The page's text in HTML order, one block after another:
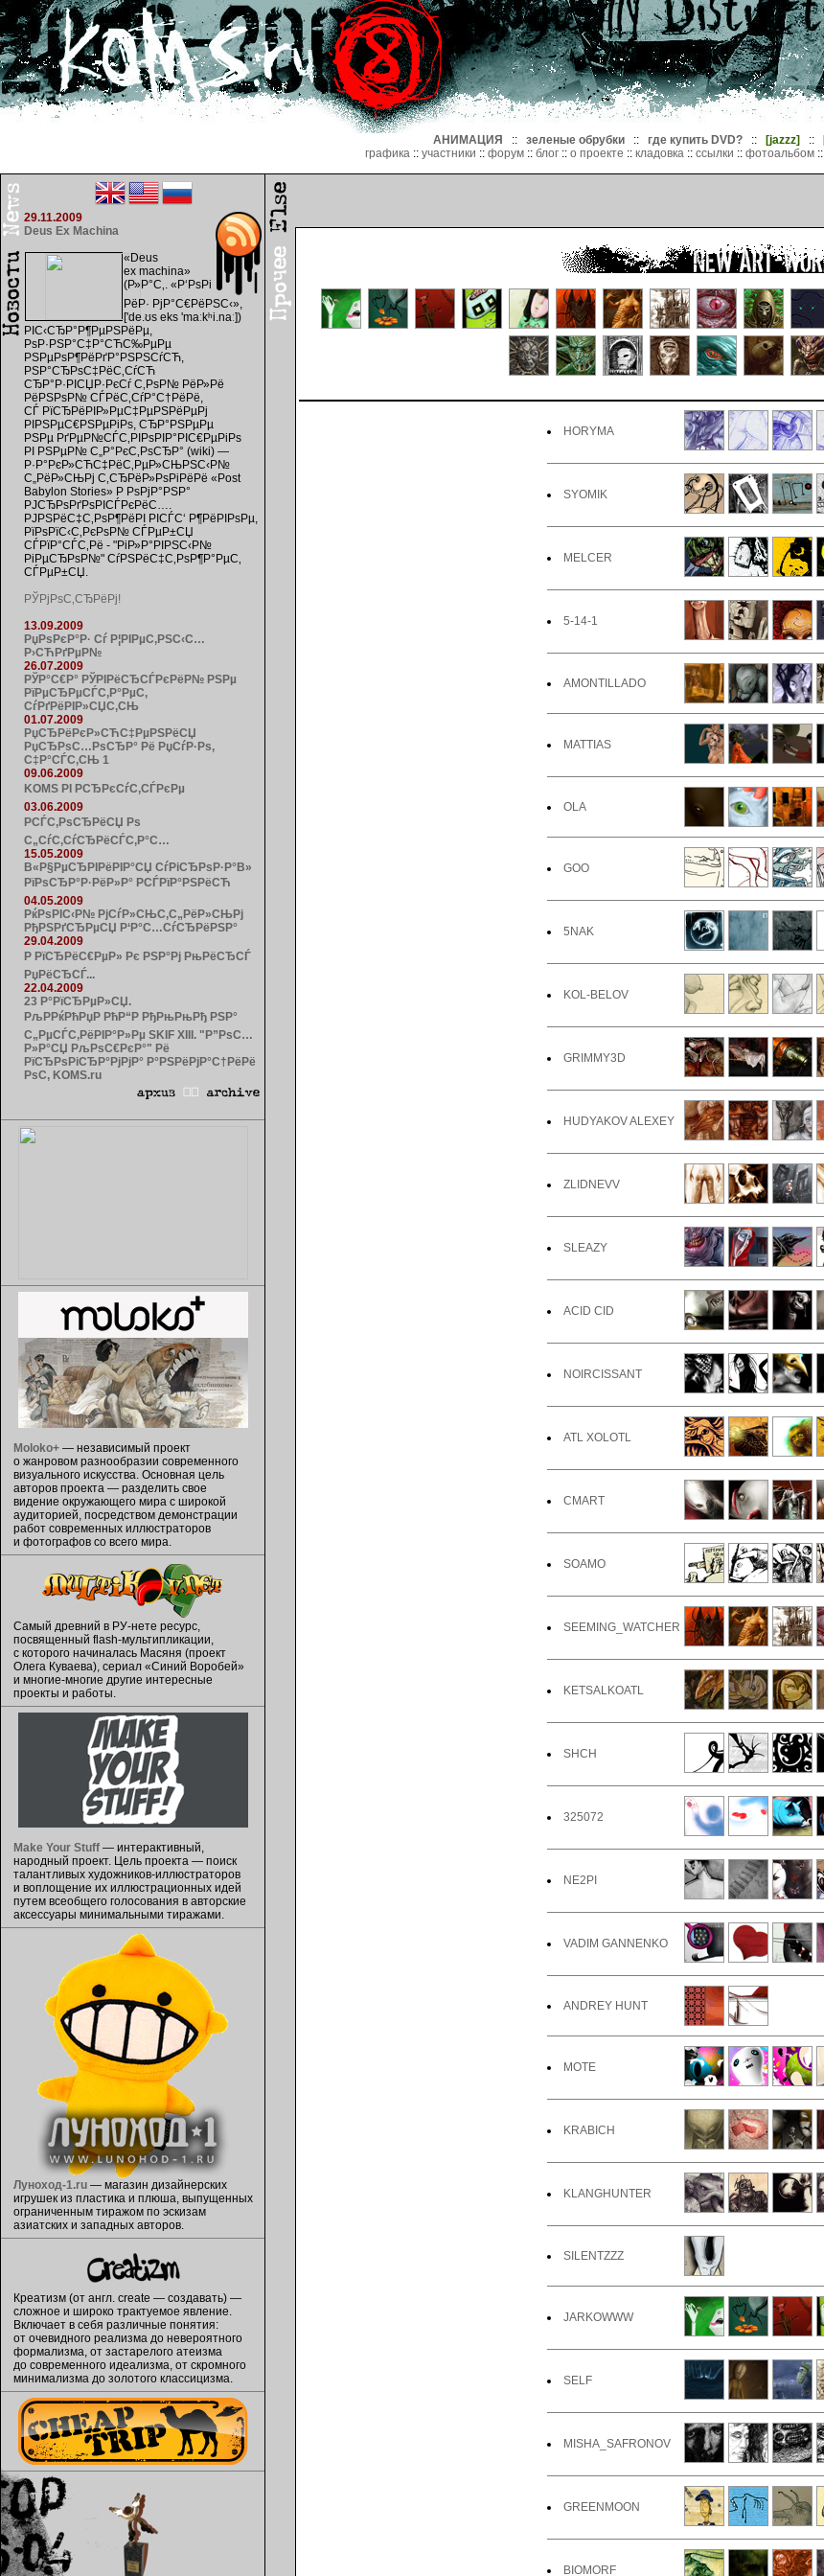
АНИМАЦИЯ :: зеленые обрубки:: где купить DVD?:: [jazzz] ::
графика:: участники :: форум:: блог:: о проекте :: кладовка:: ссылки :: фотоальбом::
29.11.2009
Deus Ex Machina
«Deus
ex machina»
(Р»Р°С‚. «Р‘РѕРі
РёР· РјР°С€РёРЅС‹»,
['de.ʊs eks 'maːkʰi.naː])
РІС‹СЂР°Р¶РµРЅРёРµ,
РѕР·РЅР°С‡Р°СЋС‰РµРµ
РЅРµРѕР¶РёРґР°РЅРЅСѓСЋ,
РЅР°СЂРѕС‡РёС‚СѓСЋ
СЂР°Р·РІСЏР·РєСѓ С‚РѕР№ РёР»Рё
РёРЅРѕР№ СЃРёС‚СѓР°С†РёРё,
СЃ РїСЂРёРІР»РµС‡РµРЅРёРµРј
РІРЅРµС€РЅРµРіРѕ, СЂР°РЅРµРµ
РЅРµ РґРµР№СЃС‚РІРѕРІР°РІС€РµРіРѕ
РІ РЅРµР№ С„Р°РєС‚РѕСЂР° (wiki) —
Р·Р°РєР»СЋС‡РёС‚РµР»СЊРЅС‹Р№
С„РёР»СЊРј С‚СЂРёР»РѕРіРёРё «Post
Babylon Stories» Р РѕРјР°РЅР°
РЈСЂРѕРґРѕРІСЃРєРёС….
РЈРЅРёС‡С‚РѕР¶РёРІ РІСЃС‘ Р¶РёРІРѕРµ,
РїРѕРїС‹С‚РєРѕР№ СЃРµР±СЏ
СЃРїР°СЃС‚Рё - "РіР»Р°РІРЅС‹Р№
РіРµСЂРѕР№" СѓРЅРёС‡С‚РѕР¶Р°РµС‚
СЃРµР±СЏ.
РЎРјРѕС‚СЂРёРј!
13.09.2009
РџРѕРєР°Р· Сѓ Р¦РІРµС‚РЅС‹С…
Р›СЋРґРµР№
26.07.2009
РЎР°С€Р° РЎРІРёСЂСЃРєРёР№ РЅРµ
РїРµСЂРµСЃС‚Р°РµС‚
СѓРґРёРІР»СЏС‚СЊ
01.07.2009
РџСЂРёРєР»СЋС‡РµРЅРёСЏ
РџСЂРѕС…РѕСЂР° Рё РџСѓР·Рѕ,
С‡Р°СЃС‚СЊ 1
09.06.2009
KOMS РІ РСЂРєСѓС‚СЃРєРµ
03.06.2009
РСЃС‚РѕСЂРёСЏ Рѕ
С„СѓС‚СѓСЂРёСЃС‚Р°С…
15.05.2009
В«Р§РµСЂРІРёРІР°СЏ СѓРіСЂРѕР·Р°В»
РїРѕСЂР°Р·РёР»Р° РСЃРїР°РЅРёСЋ
04.05.2009
РќРѕРІС‹Р№ РјСѓР»СЊС‚С„РёР»СЊРј
РђРЅРґСЂРµСЏ Р‘Р°С…СѓСЂРёРЅР°
29.04.2009
Р РїСЂРёС€РµР» Рє РЅР°Рј РњРёСЂСЃ
РџРёСЂСЃ...
22.04.2009
23 Р°РїСЂРµР»СЏ.
РљРРќРћРџР РћР“Р РђРњРњРђ РЅР°
С„РµСЃС‚РёРІР°Р»Рµ SKIF XIII. "Р”РѕС…
Р»Р°СЏ РљРѕС€РєР°" Рё
РїСЂРѕРіСЂР°РјРјР° Р°РЅРёРјР°С†РёРё
РѕС‚ KOMS.ru
Moloko+— независимый проект
о жанровом разнообразии современного
визуального искусства. Основная цель
авторов проекта — разделить свое
видение окружающего мира с широкой
аудиторией, посредством демонстрации
работ современных иллюстраторов
и фотографов со всего мира.
Самый древний в РУ-нете ресурс,
посвященный flash-мультипликации,
с которого начиналась Масяня (проект
Олега Куваева), сериал «Синий Воробей»
и многие-многие другие интересные
проекты и работы.
Make Your Stuff— интерактивный,
народный проект. Цель проекта — поиск
талантливых художников-иллюстраторов
и воплощение их иллюстрационных идей
путем всеобщего голосования в авторские
аксессуары минимальными тиражами.
Луноход-1.ru— магазин дизайнерских
игрушек из пластика и плюша, выпущенных
ограниченным тиражом по эскизам
азиатских и западных авторов.
Креатизм (от англ. сreate — создавать) —
сложное и широко трактуемое явление.
Включает в себя различные понятия:
от очевидного реализма до невероятного
формализма, от застарелого атеизма
до современного идеализма, от скромного
минимализма до золотого классицизма.
HORYMA
SYOMIK
MELCER
5-14-1
AMONTILLADO
MATTIAS
OLA
GOO
5NAK
KOL-BELOV
GRIMMY3D
HUDYAKOV ALEXEY
ZLIDNEVV
SLEAZY
ACID CID
NOIRCISSANT
ATL XOLOTL
CMART
SOAMO
SEEMING_WATCHER
KETSALKOATL
SHCH
325072
NE2PI
VADIM GANNENKO
ANDREY HUNT
MOTE
KRABICH
KLANGHUNTER
SILENTZZZ
JARKOWWW
SELF
MISHA_SAFRONOV
GREENMOON
BIOMORF